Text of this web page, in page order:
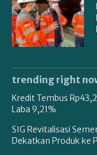
trending right
Kredit Tembus
Laba 9,21%
SIG Revitalisasi
Dekatkan Produk ke